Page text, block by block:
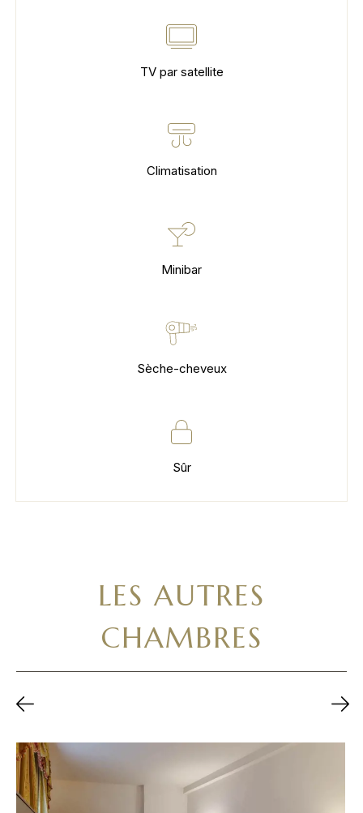
TV par satellite
Climatisation
Minibar
Sèche-cheveux
Sûr
LES AUTRES
CHAMBRES